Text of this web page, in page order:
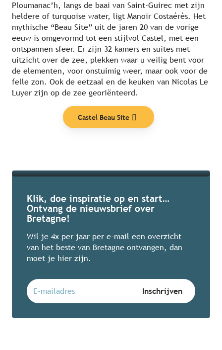
Ploumanac’h, langs de baai van Saint-Guirec met zijn
heldere of turquoise water, ligt Manoir Costaérès. Het
mythische “Beau Site” uit de jaren 20 van de vorige
eeuw is omgevormd tot een stijlvol Castel, met een
ontspannen sfeer. Er zijn 32 kamers en suites met
uitzicht over de zee, plekken waar u veilig bent voor
de elementen, voor onstuimig weer, maar ook voor de
felle zon. Ook de eetzaal en de keuken van Nicolas Le
Luyer zijn op de zee georiënteerd.
Castel Beau Site
Onze aanraders
Klik, doe inspiratie op en start…
Ontvang de nieuwsbrief over
Bretagne!
Wil je 4x per jaar per e-mail een overzicht
van het beste van Bretagne ontvangen, dan
moet je hier zijn.